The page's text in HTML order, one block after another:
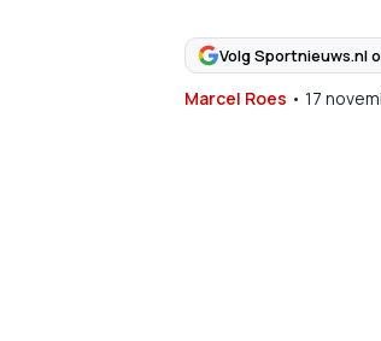
Volg Sportnieuws.nl
Marcel Roes • 17